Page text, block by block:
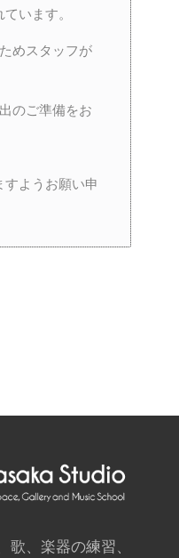
います。
めスタッフが
のご準備をお
すようお願い申
歌、楽器の練習、